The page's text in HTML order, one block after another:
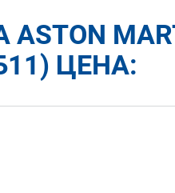
ЦЕНА: